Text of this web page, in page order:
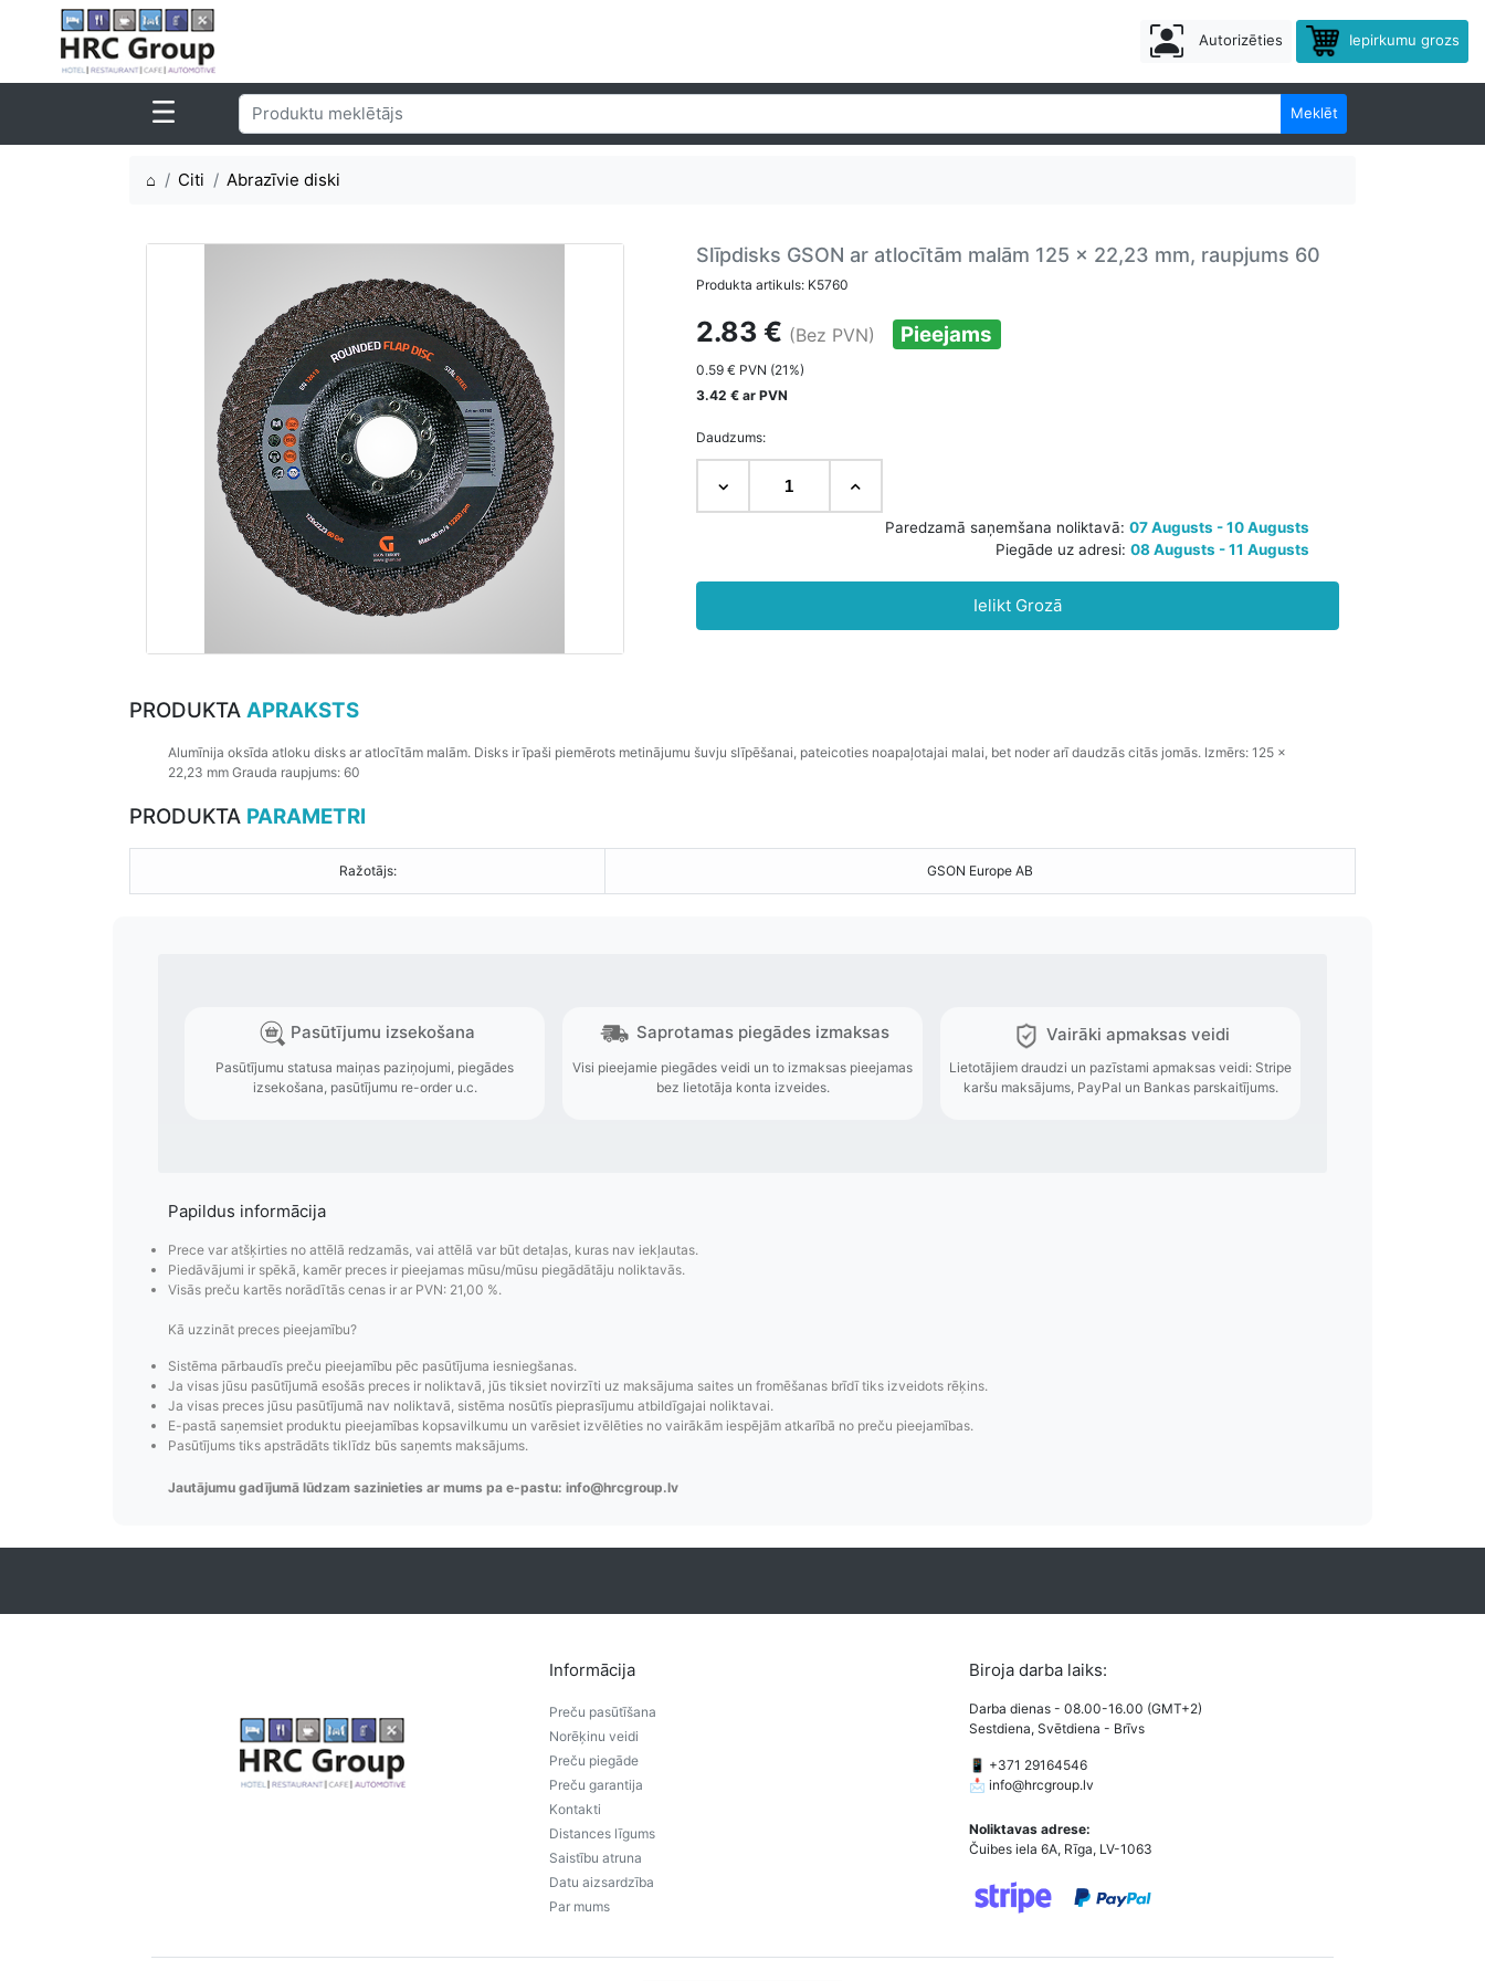
Autorizēties Iepirkumu grozs
Meklēt
⌂ Citi Abrazīvie diski
Slīpdisks GSON ar atlocītām malām 125 x 22,23 mm, raupjums 60
Produkta artikuls: K5760
2.83 € (Bez PVN) Pieejams
0.59 € PVN (21%)
3.42 € ar PVN
Daudzums:
Paredzamā saņemšana noliktavā:07 Augusts - 10 Augusts
Ielikt Grozā
PRODUKTA APRAKSTS
Alumīnija oksīda atloku disks ar atlocītām malām. Disks ir īpaši piemērots metinājumu šuvju slīpēšanai pateicoties noapaļotajai malai bet noder arī daudzās citās jomās. Izmērs: 125 x
22,23 mm Grauda raupjums: 60
PRODUKTA PARAMETRI
Ražotājs: GSON Europe AB
Pasūtījumu izsekošana
Pasūtījumu statusa maiņas paziņojumi, piegādes
izsekošana, pasūtījumu re-order u.c.
Papildus informācija
Prece var atšķirties no attēlā redzamās, vai attēlā var būt detaļas, kuras nav iekļautas.
Piedāvājumi ir spēkā, kamēr preces ir pieejamas mūsu/mūsu piegādātāju noliktavās.
Visās preču kartēs norādītās cenas ir ar PVN: 21,00 %.
Kā uzzināt preces pieejamību?
Sistēma pārbaudīs preču pieejamību pēc pasūtījuma iesniegšanas.
Ja visas jūsu pasūtījumā esošās preces ir noliktavā, jūs tiksiet novirzīti uz maksājuma saites un fromēšanas brīdī tiks izveidots rēķins.
Ja visas preces jūsu pasūtījumā nav noliktavā, sistēma nosūtīs pieprasījumu atbildīgajai noliktavai.
E-pastā saņemsiet produktu pieejamības kopsavilkumu un varēsiet izvēlēties no vairākām iespējām atkarībā no preču pieejamības.
Pasūtījums tiks apstrādāts tiklīdz būs saņemts maksājums.
Jautājumu gadījumā lūdzam sazinieties ar mums pa e-pastu: info@hrcgroup.lv
Informācija
Preču pasūtīšana
Norēķinu veidi
Preču piegāde
Preču garantija
Kontakti
Distances līgums
Saistību atruna
Datu aizsardzība
Par mums
Biroja darba laiks:
Darba dienas - 08.00-16.00 (GMT+2)
Sestdiena, Svētdiena - Brīvs
📱 +371 29164546
📩 info@hrcgroup.lv
Noliktavas adrese:
Čuibes iela 6A, Rīga, LV-1063